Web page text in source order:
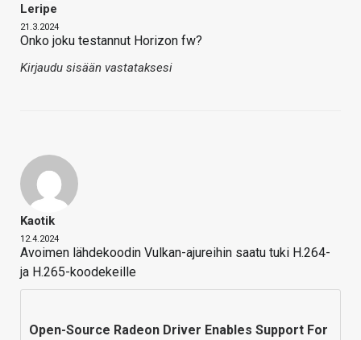
Leripe
21.3.2024
Onko joku testannut Horizon fw?
Kirjaudu sisään vastataksesi
Kaotik
12.4.2024
Avoimen lähdekoodin Vulkan-ajureihin saatu tuki H.264-
ja H.265-koodekeille
Open-Source Radeon Driver Enables Support For